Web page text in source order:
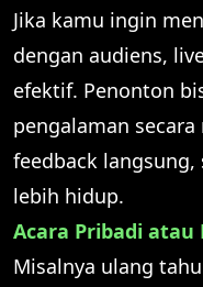
Jika kamu ingin
dengan audiens,
efektif. Penonton
pengalaman
feedback
lebih hidup.
Acara Pribadi atau
Misalnya ulang